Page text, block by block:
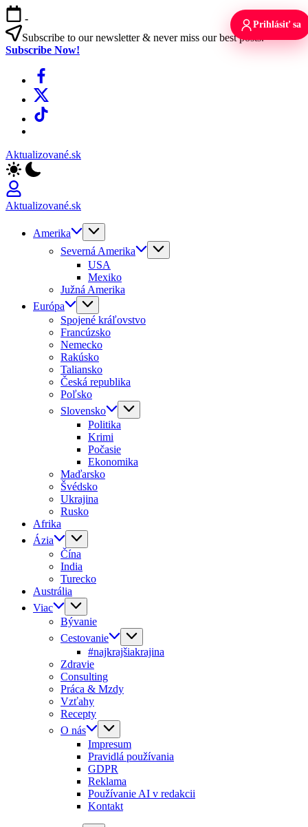
Skip
to
content
-
Subscribe to our newsletter & never miss our best posts.
Subscribe Now!
Facebook
X
TikTok
Aktualizované.sk
Aktualizované.sk
Amerika
Severná Amerika
USA
Mexiko
Južná Amerika
Európa
Spojené kráľovstvo
Francúzsko
Nemecko
Rakúsko
Taliansko
Česká republika
Poľsko
Slovensko
Politika
Krimi
Počasie
Ekonomika
Maďarsko
Švédsko
Ukrajina
Rusko
Afrika
Ázia
Čína
India
Turecko
Austrália
Viac
Bývanie
Cestovanie
#najkrajšiakrajina
Zdravie
Consulting
Práca & Mzdy
Vzťahy
Recepty
O nás
Impresum
Pravidlá používania
GDPR
Reklama
Používanie AI v redakcii
Kontakt
Prihlásiť sa